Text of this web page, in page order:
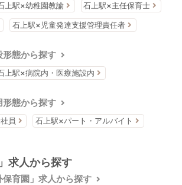
上駅×幼稚園教諭 石上駅×主任保育士
石上駅×児童発達支援管理責任者
態から探す
上駅×病院内・医療施設内
態から探す
員 石上駅×パート・アルバイト
求人から探す
育園」求人から探す